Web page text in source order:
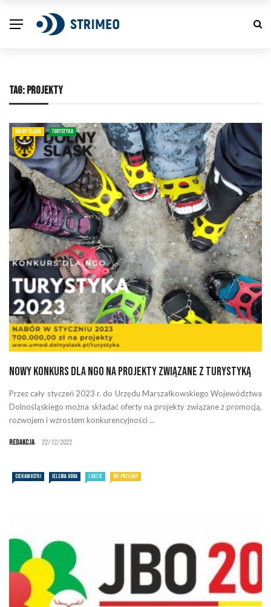
TAG: PROJEKTY
DOLNY ŚLĄSK TURYSTYKA
Nowy konkurs dla NGO na projekty związane z turystyką
Przez cały styczeń 2023 r. do Urzędu Marszałkowskiego Województwa
Dolnośląskiego można składać oferty na projekty związane z promocją,
rozwojem i wzrostem konkurencyjności ...
Redakcja 22/12/2022
CIEKAWOSTKI JELENIA GÓRA LUDZIE NIE PRZEGAP